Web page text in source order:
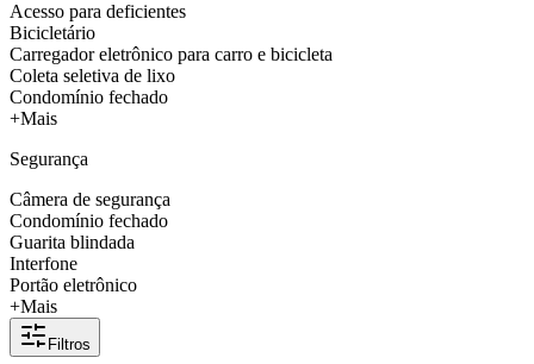
Acesso para deficientes
Bicicletário
Carregador eletrônico para carro e bicicleta
Coleta seletiva de lixo
Condomínio fechado
+Mais
Segurança
Câmera de segurança
Condomínio fechado
Guarita blindada
Interfone
Portão eletrônico
+Mais
Filtros